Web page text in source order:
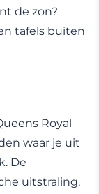
de zon?
tafels buiten
Royal
waar je uit
De
uitstraling,